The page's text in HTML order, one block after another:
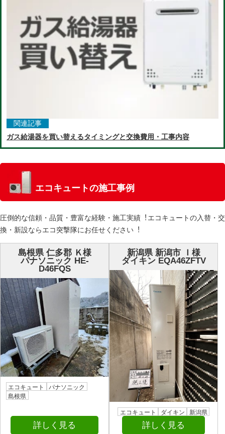
関連記事
ガス給湯器を買い替えるタイミングと交換費用・工事内容
エコキュートの施工事例
圧倒的な信頼・品質・豊富な経験・施⼯実績︕エコキュートの⼊替・交
換・新設ならエコ突撃隊にお任せください︕
島根県 仁多郡 Ｋ様
パナソニック HE-
D46FQS
エコキュート
パナソニック
島根県
詳しく見る
新潟県 新潟市 Ｉ様
ダイキン EQA46ZFTV
エコキュート ダイキン 新潟県
詳しく見る